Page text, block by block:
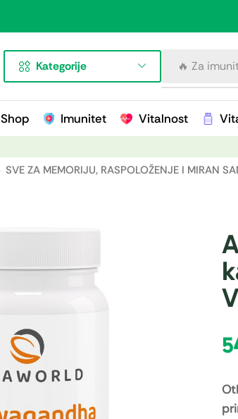
Kategorije 🔥 Za
Shop Imunitet Vitalnost
SVE ZA MEMORIJU, RASPOLOŽENJE I MIRAN